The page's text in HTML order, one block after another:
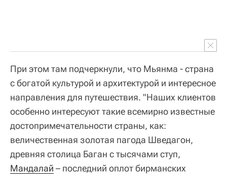
При этом там подчеркнули, что Мьянма - страна
с богатой культурой и архитектурой и интересное
направления для путешествия. "Наших клиентов
особенно интересуют такие всемирно известные
достопримечательности страны, как:
величественная золотая пагода Шведагон,
древняя столица Баган с тысячами ступ,
Мандалай – последний оплот бирманских